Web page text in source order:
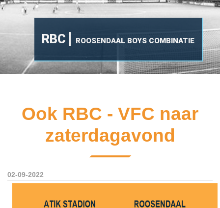
RBC ROOSENDAAL BOYS COMBINATIE
Ook RBC - VFC naar
zaterdagavond
02-09-2022